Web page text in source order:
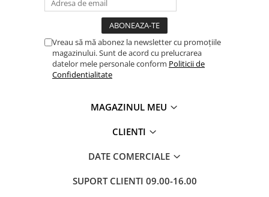
Vreau să mă abonez la newsletter cu promoțiile
magazinului. Sunt de acord cu prelucrarea
datelor mele personale conform Politicii de
Confidentialitate
MAGAZINUL MEU
CLIENTI
DATE COMERCIALE
SUPORT CLIENTI 09.00-16.00